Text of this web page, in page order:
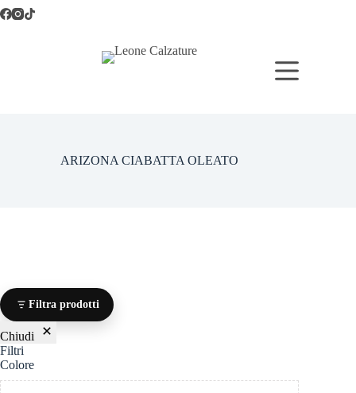
Salta
al
ARIZONA CIABATTA OLEATO
Filtra prodotti
Chiudi
Filtri
Colore